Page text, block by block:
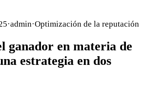
·admin·Optimización de la reputación
ganador en materia de
estrategia en dos